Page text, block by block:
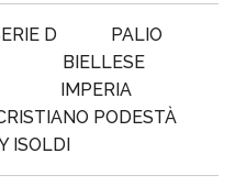
D
PALIO
BIELLESE
IMPERIA
PODESTÀ
ISOLDI